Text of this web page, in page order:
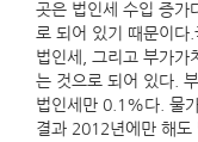
곳은 법인세 수입 증가
로 되어 있기 때문이다.
법인세, 그리고 부가
는 것으로 되어 있다.
법인세만 0.1%다. 물
결과 2012년에만 해